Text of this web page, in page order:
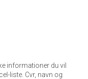
informationer du vil
liste. Cvr, navn og